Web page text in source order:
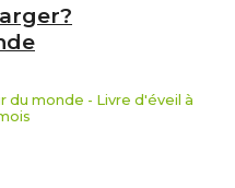
du monde - Livre d'éveil à